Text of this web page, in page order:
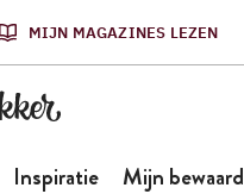
MIJN MAGAZINES LEZEN
Inspiratie Mijn